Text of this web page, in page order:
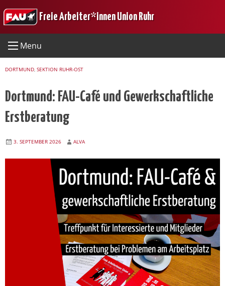
to
Freie Arbeiter*innen Union Ruhr
Menu
DORTMUND, SEKTION RUHR-OST
Dortmund: FAU-Café und Gewerkschaftliche
Erstberatung
3. SEPTEMBER 2026 ALVA